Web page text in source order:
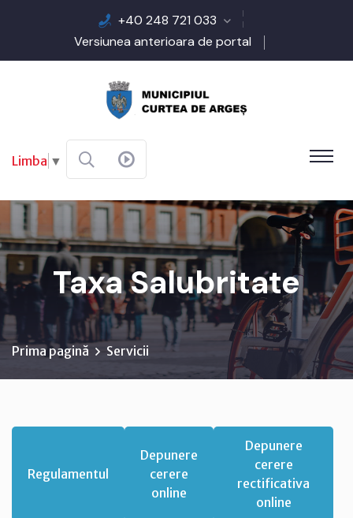
+40 248 721 033
Versiunea anterioara de portal
Limba ▼
Taxa Salubritate
Prima pagină Servicii
Regulamentul
Depunere
cerere
online
Depunere
cerere
rectificativa
online